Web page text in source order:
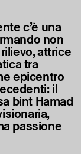
c’è una
non
attrice
tra
epicentro
il
bint Hamad
passione